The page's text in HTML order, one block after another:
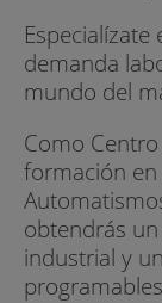
demanda
mundo del
Como
formación
obtendrás
industrial y